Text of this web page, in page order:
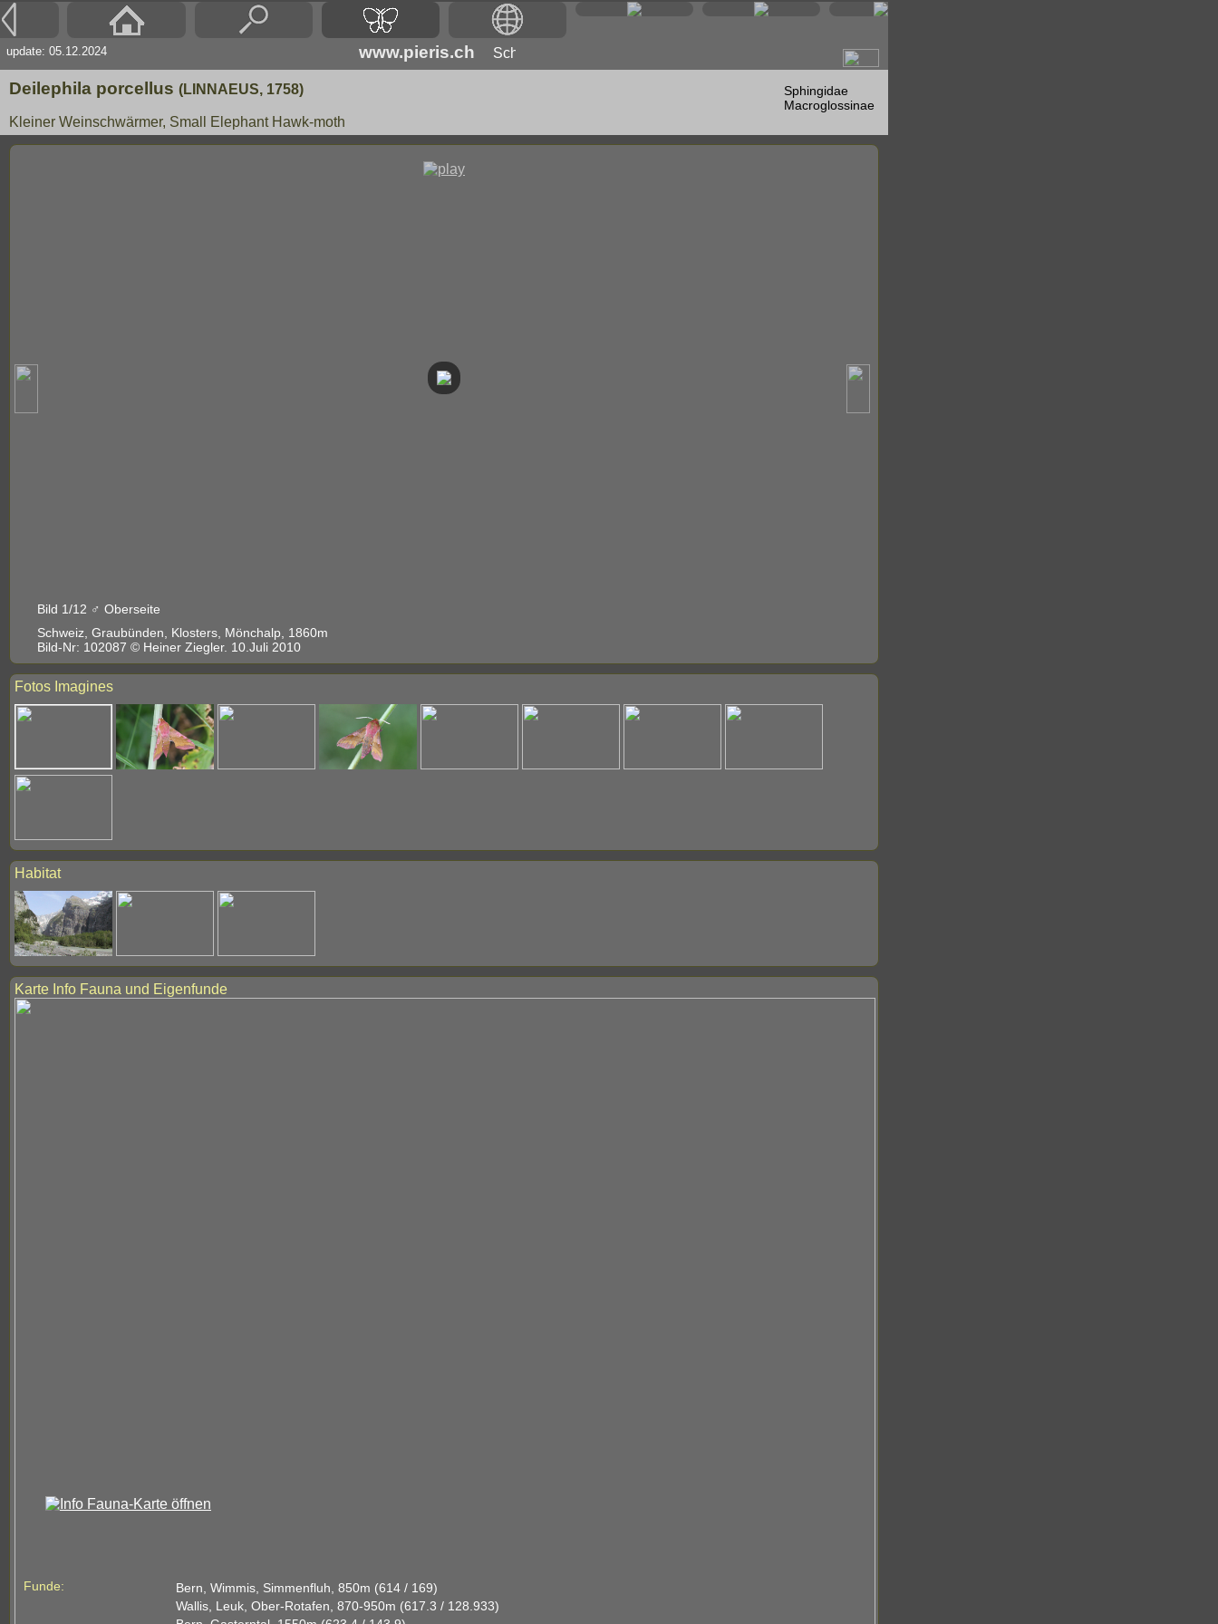
update: 05.12.2024
www.pieris.ch
Deilephila porcellus (LINNAEUS, 1758)
Sphingidae
Macroglossinae
Kleiner Weinschwärmer, Small Elephant Hawk-moth
Bild 1/12 ♂ Oberseite
Schweiz, Graubünden, Klosters, Mönchalp, 1860m
Bild-Nr: 102087 © Heiner Ziegler. 10.Juli 2010
Fotos Imagines
Habitat
Karte Info Fauna und Eigenfunde
Funde:
Bern, Wimmis, Simmenfluh, 850m (614 / 169)
Wallis, Leuk, Ober-Rotafen, 870-950m (617.3 / 128.933)